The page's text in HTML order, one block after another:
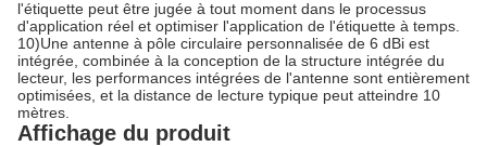
l'étiquette peut être jugée à tout moment dans le processus
d'application réel et optimiser l'application de l'étiquette à temps.
10)Une antenne à pôle circulaire personnalisée de 6 dBi est
intégrée, combinée à la conception de la structure intégrée du
lecteur, les performances intégrées de l'antenne sont entièrement
optimisées, et la distance de lecture typique peut atteindre 10
mètres.
Affichage du produit